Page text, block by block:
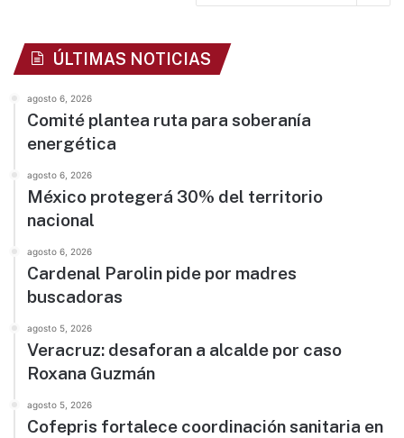
ÚLTIMAS NOTICIAS
agosto 6, 2026
Comité plantea ruta para soberanía
energética
agosto 6, 2026
México protegerá 30% del territorio
nacional
agosto 6, 2026
Cardenal Parolin pide por madres
buscadoras
agosto 5, 2026
Veracruz: desaforan a alcalde por caso
Roxana Guzmán
agosto 5, 2026
Cofepris fortalece coordinación sanitaria en